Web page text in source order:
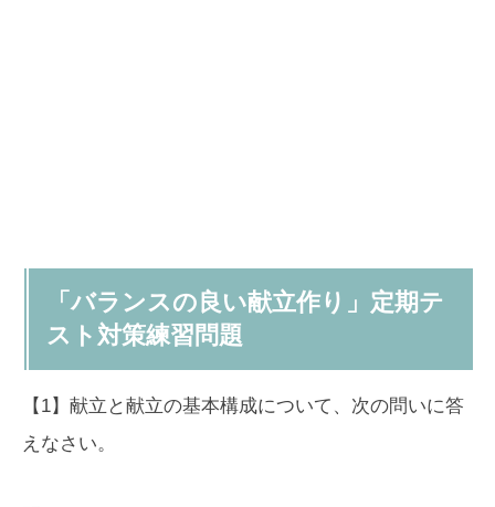
「バランスの良い献立作り」定期テ
スト対策練習問題
【1】献立と献立の基本構成について、次の問いに答
えなさい。